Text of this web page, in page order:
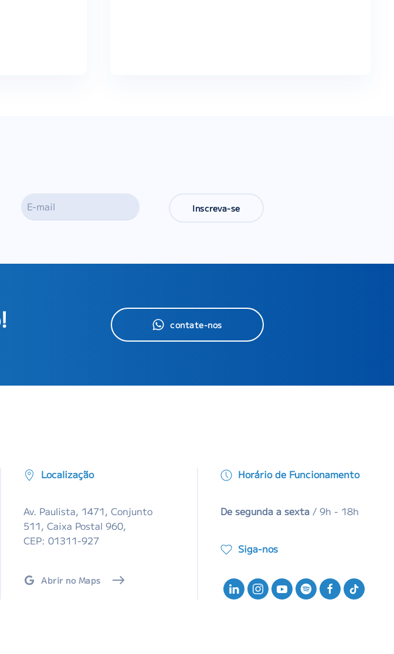
Inscreva-se
contate-nos
Localização
Av. Paulista, 1471, Conjunto
511, Caixa Postal 960,
CEP: 01311-927
Abrir no Maps
Horário de Funcionamento
De segunda a sexta / 9h - 18h
Siga-nos